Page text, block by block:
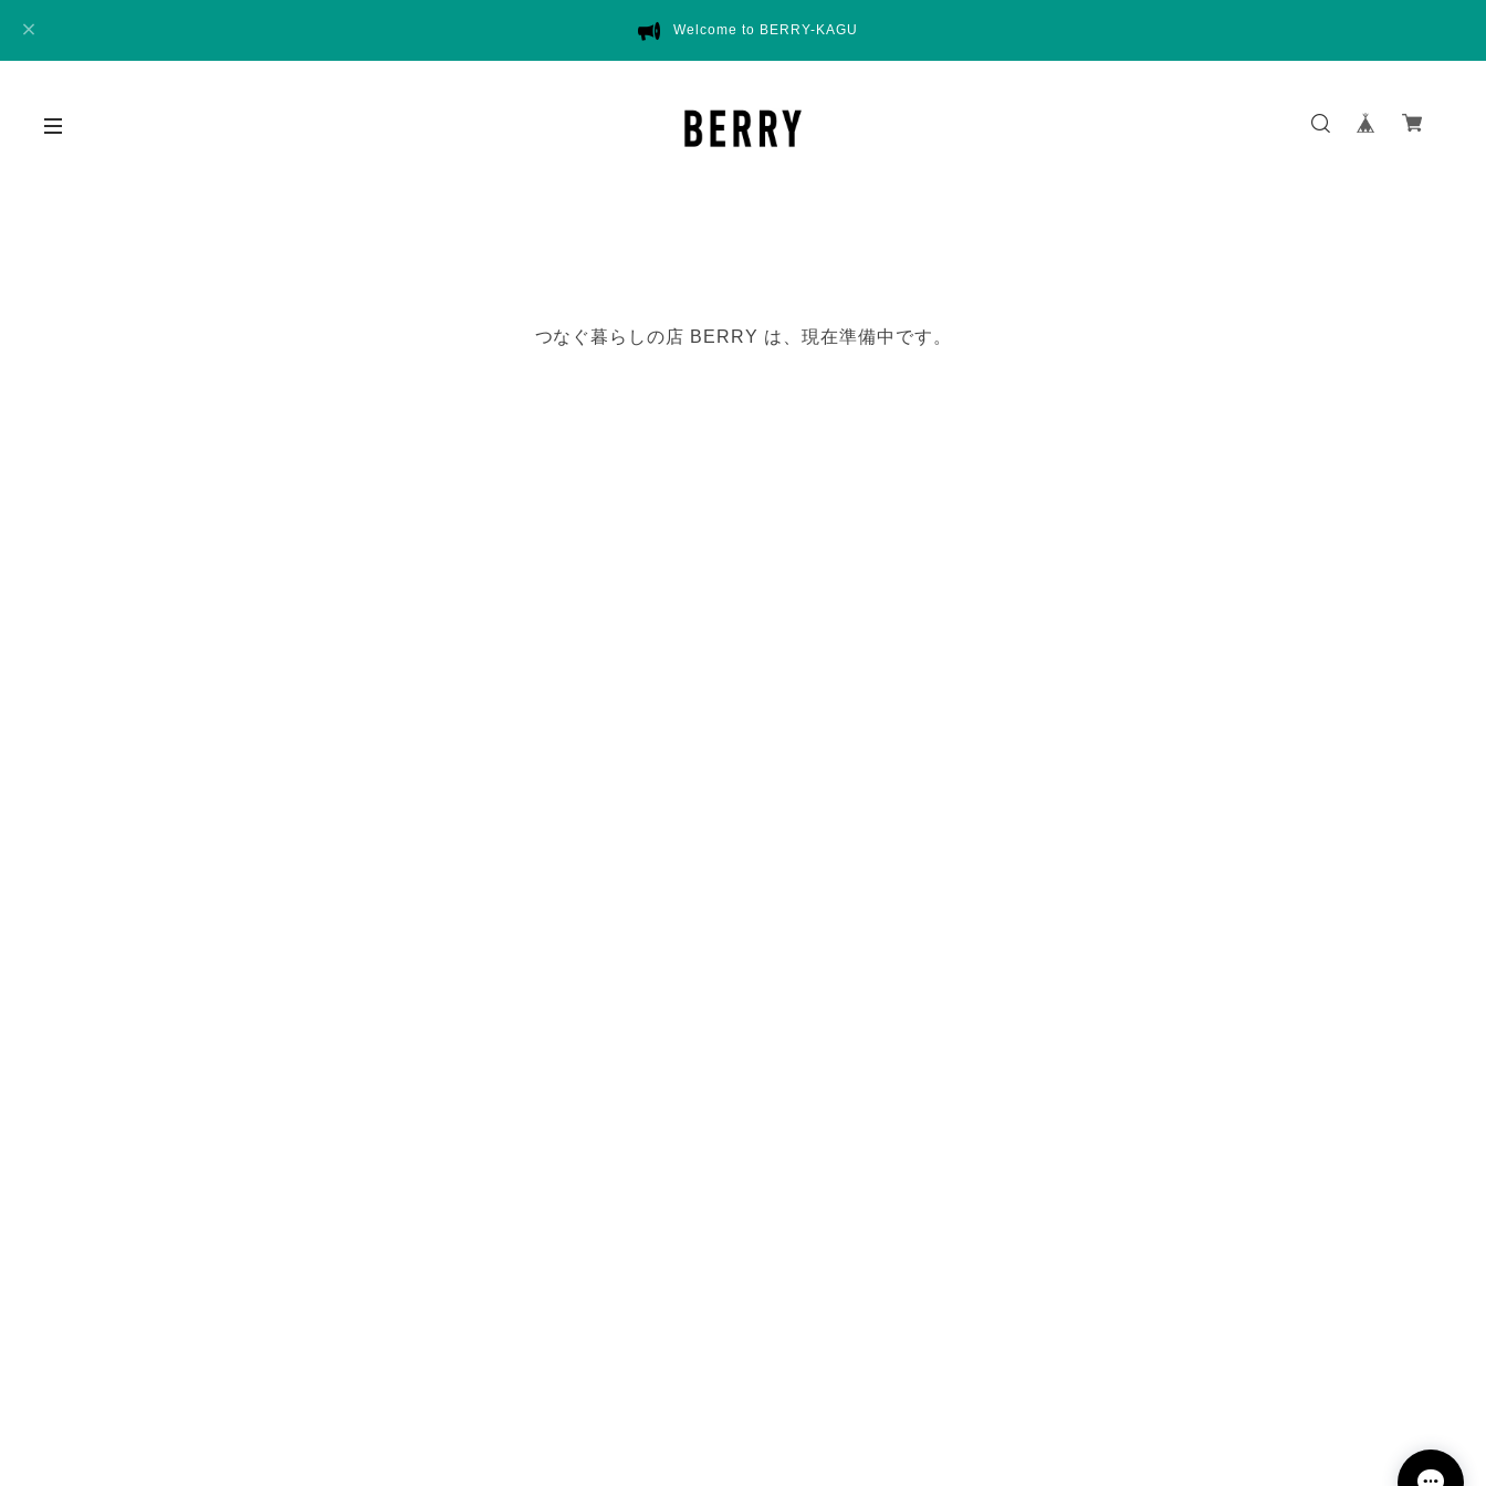
Welcome to BERRY-KAGU
つなぐ暮らしの店 BERRY は、現在準備中です。